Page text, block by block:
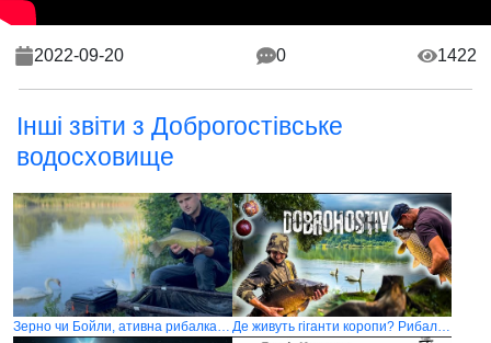
2022-09-20 0 1422
Інші звіти з Доброгостівське
водосховище
Зерно чи Бойли, ативна рибалка по амуру, шалений кльов в Доброгостьові Де живуть гіганти коропи? Рибалимо з друзями. Оновились по BigFish